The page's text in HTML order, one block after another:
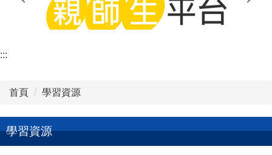
:::
首頁 學習資源
學習資源